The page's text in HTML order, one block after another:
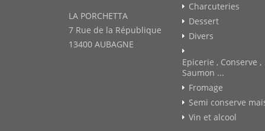
LA PORCHETTA
7 Rue de la République
13400 AUBAGNE
Charcuteries
Dessert
Divers
Epicerie , Conserve ,
Saumon ...
Fromage
Semi conserve
Vin et alcool